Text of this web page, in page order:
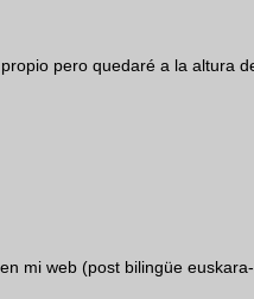
pero quedaré a la altura
mi web (post bilingüe